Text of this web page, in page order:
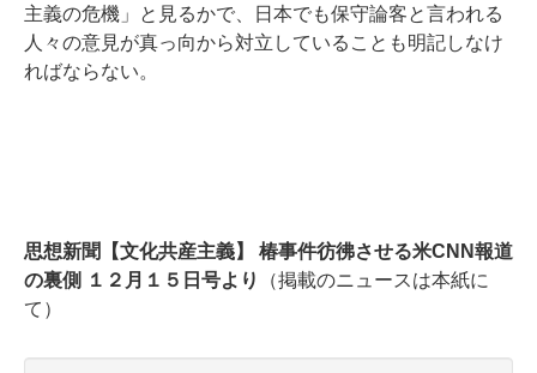
主義の危機」と見るかで、日本でも保守論客と言われる
人々の意見が真っ向から対立していることも明記しなけ
ればならない。
思想新聞【文化共産主義】 椿事件彷彿させる米CNN報道
の裏側 １２月１５日号より
（掲載のニュースは本紙に
て）